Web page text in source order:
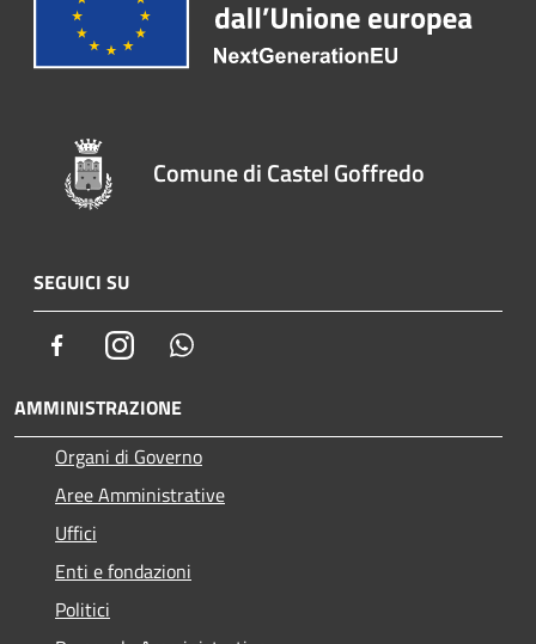
Comune di Castel Goffredo
SEGUICI SU
FacebookInstagram
AMMINISTRAZIONE
Organi di Governo
Aree Amministrative
Uffici
Enti e fondazioni
Politici